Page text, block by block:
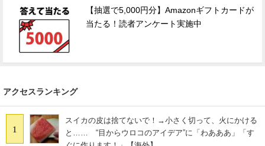
【抽選で5,000円分】Amazonギフトカードが
当たる！読者アンケート実施中
アクセスランキング
1
スイカの皮は捨てないで！→小さく切って、火にかける
と…… “目からウロコのアイデア”に「わあああ」「す